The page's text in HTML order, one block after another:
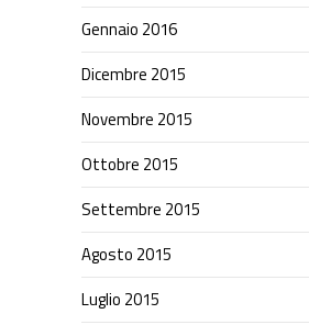
Gennaio 2016
Dicembre 2015
Novembre 2015
Ottobre 2015
Settembre 2015
Agosto 2015
Luglio 2015